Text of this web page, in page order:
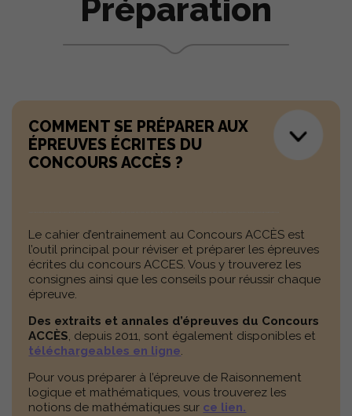
Préparation
COMMENT SE PRÉPARER AUX
ÉPREUVES ÉCRITES DU
CONCOURS ACCÈS ?
Le cahier d’entrainement au Concours ACCÈS est
l’outil principal pour réviser et préparer les épreuves
écrites du concours ACCES. Vous y trouverez les
consignes ainsi que les conseils pour réussir chaque
épreuve.
Des extraits et annales d’épreuves du Concours
ACCÈS, depuis 2011, sont également disponibles et
téléchargeables en ligne.
Pour vous préparer à l’épreuve de Raisonnement
logique et mathématiques, vous trouverez les
notions de mathématiques sur ce lien.